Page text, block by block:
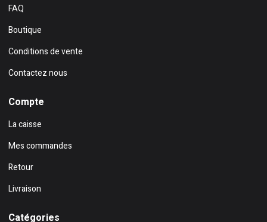
FAQ
Boutique
Conditions de vente
Contactez nous
Compte
La caisse
Mes commandes
Retour
Livraison
Catégories